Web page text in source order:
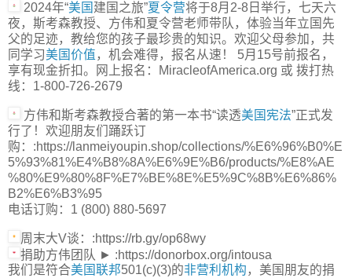
2024年“美国 建国之旅”夏令营将于8月2-8日举行，七天六
夜，斯考森教授、方伟和夏令营老师带队，体验当年立国先
父的足迹，教给您的孩子最珍贵的知识。欢迎父母参加，共
同学习美国价值，机会难得，报名从速！ 5月15号前报名，
享有现金折扣。网上报名：MiracleofAmerica.org 或 拨打热
线：1-800-726-2679
方伟和斯考森教授合著的第一本书“读透美国宪法”正式发
行了！欢迎朋友们踊跃订
购：:https://lanmeiyoupin.shop/collections/%E6%96%B0%E
5%93%81%E4%B8%8A%E6%9E%B6/products/%E8%AE
%80%E9%80%8F%E7%BE%8E%E5%9C%8B%E6%86%
B2%E6%B3%95
电话订购：1 (800) 880-5697
周末大V谈：:https://rb.gy/op68wy
捐助方伟团队 ► :https://donorbox.org/intousa
我们是符合美国联邦501(c)(3)的非营利机构，美国朋友的捐